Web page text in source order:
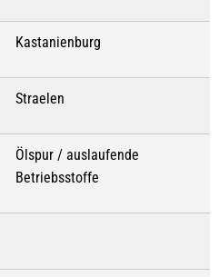
Kastanienburg
Straelen
Ölspur / auslaufende
Betriebsstoffe